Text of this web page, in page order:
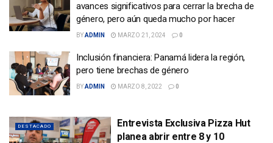
avances significativos para cerrar la brecha de
género, pero aún queda mucho por hacer
BYADMIN MARZO 21, 2024 0
Inclusión financiera: Panamá lidera la región,
pero tiene brechas de género
BYADMIN MARZO 8, 2022 0
DESTACADO
Entrevista Exclusiva Pizza Hut
planea abrir entre 8 y 10